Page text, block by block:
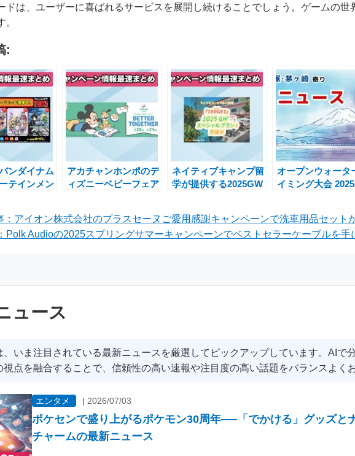
ドは、ユーザーに喜ばれるサービスを展開し続けることでしょう。ゲームの世
。
:
ンダイナム
テインメン
魅力的な
ン
アカチャンホンポのデ
ィズニーベビーフェア
ネイティブキャンプ留
学が提供する2025GW
オープンウォータ
イミング大会
：アイオン株式会社のプラスセーヌご愛用感謝キャンペーンで洗車用品セット
Polk Audioの2025スプリングサマーキャンペーンでベストセラーケーブルを手
ュース
、いま注目されている最新ニュースを厳選してピックアップしています。AIで
視点を融合することで、信頼性の高い速報や注目度の高い話題をバランスよく
エンタメ | 2026/07/03
ポケセンで盛り上がるポケモン30周年──「でかける」グッズと
チャームの最新ニュース